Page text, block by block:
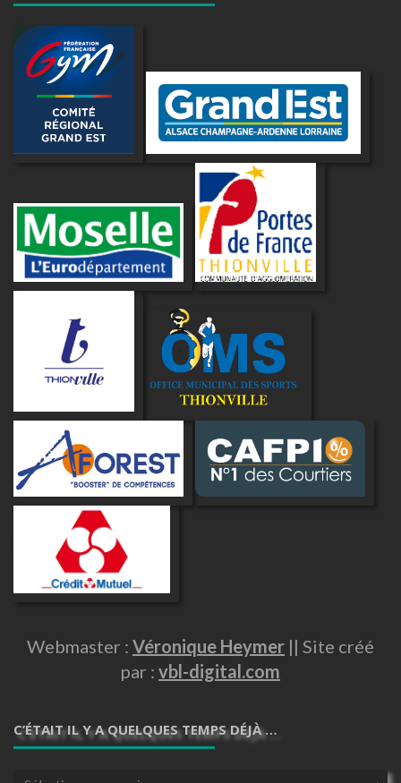
Webmaster : Véronique Heymer || Site créé
par : vbl-digital.com
C’ÉTAIT IL Y A QUELQUES TEMPS DÉJÀ …